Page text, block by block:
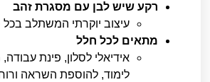
רקע שיש לבן עם מסגרת זהב
עיצוב יוקרתי המשתלב בכל
מתאים לכל חלל
אידיאלי לסלון, פינת
לימוד, להוספת השראה